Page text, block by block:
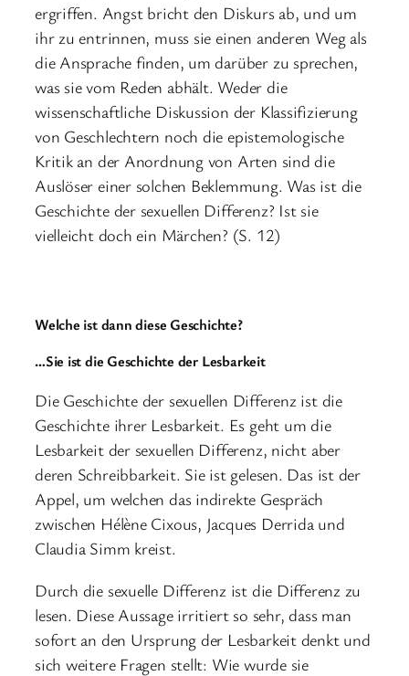
ergriffen. Angst bricht den Diskurs ab, und um
ihr zu entrinnen, muss sie einen anderen Weg als
die Ansprache finden, um darüber zu sprechen,
was sie vom Reden abhält. Weder die
wissenschaftliche Diskussion der Klassifizierung
von Geschlechtern noch die epistemologische
Kritik an der Anordnung von Arten sind die
Auslöser einer solchen Beklemmung. Was ist die
Geschichte der sexuellen Differenz? Ist sie
vielleicht doch ein Märchen? (S. 12)
Welche ist dann diese Geschichte?
…Sie ist die Geschichte der Lesbarkeit
Die Geschichte der sexuellen Differenz ist die
Geschichte ihrer Lesbarkeit. Es geht um die
Lesbarkeit der sexuellen Differenz, nicht aber
deren Schreibbarkeit. Sie ist gelesen. Das ist der
Appel, um welchen das indirekte Gespräch
zwischen Hélène Cixous, Jacques Derrida und
Claudia Simm kreist.
Durch die sexuelle Differenz ist die Differenz zu
lesen. Diese Aussage irritiert so sehr, dass man
sofort an den Ursprung der Lesbarkeit denkt und
sich weitere Fragen stellt: Wie wurde sie